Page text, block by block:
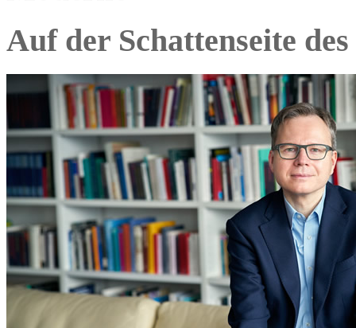
Auf der Schattenseite